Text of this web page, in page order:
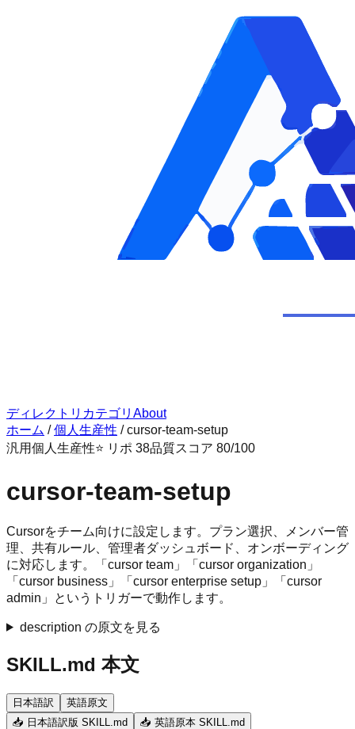
ディレクトリ カテゴリ About
ホーム / 個人生産性 /cursor-team-setup
汎用個人生産性⭐ リポ 38品質スコア 80/100
cursor-team-setup
Cursorをチーム向けに設定します。プラン選択、メンバー管
理、共有ルール、管理者ダッシュボード、オンボーディング
に対応します。「cursor team」「cursor organization」
「cursor business」「cursor enterprise setup」「cursor
admin」というトリガーで動作します。
description の原文を見る
SKILL.md 本文
日本語訳
英語原文
📥 日本語訳版 SKILL.md
📥 英語原本 SKILL.md